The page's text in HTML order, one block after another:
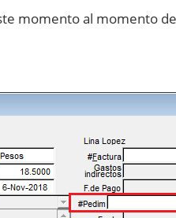
momento al momento